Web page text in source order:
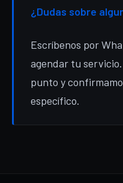
¿Dudas sobre
Escríbenos por
agendar tu
punto y
específico.